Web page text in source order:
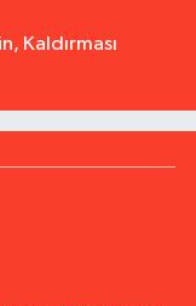
Kaldırması